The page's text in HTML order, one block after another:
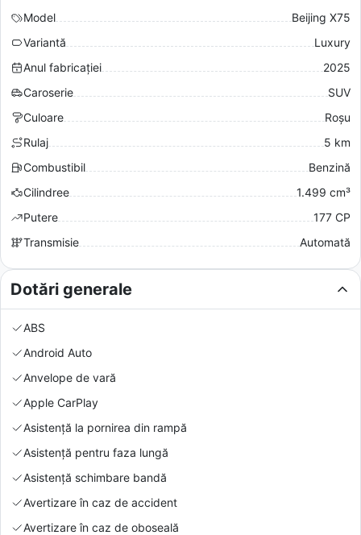
Model
Beijing X75
Variantă
Luxury
Anul fabricației
2025
Caroserie
SUV
Culoare
Roșu
Rulaj
5 km
Combustibil
Benzină
Cilindree
1.499 cm³
Putere
177 CP
Transmisie
Automată
Dotări generale
ABS
Android Auto
Anvelope de vară
Apple CarPlay
Asistență la pornirea din rampă
Asistență pentru faza lungă
Asistență schimbare bandă
Avertizare în caz de accident
Avertizare în caz de oboseală